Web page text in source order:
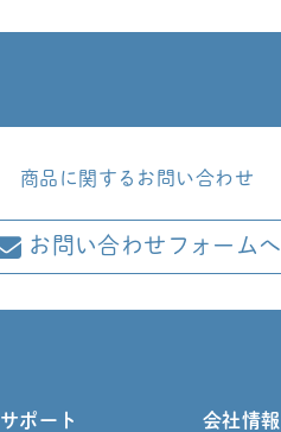
商品に関するお問い合わせ
お問い合わせフォームへ
サポート 会社情報